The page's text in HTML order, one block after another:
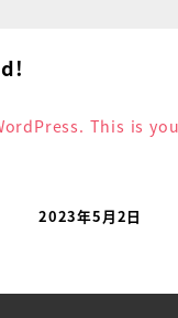
This is
2023年5月2日